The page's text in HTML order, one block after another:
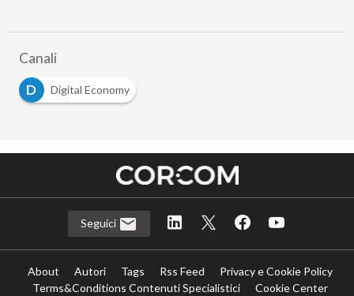
Canali
D
Digital Economy
Seguici
About Autori Tags Rss Feed
Privacy e Cookie Policy
Terms&Conditions Contenuti Specialistici
Cookie Center